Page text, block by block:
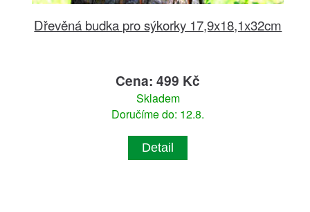
Dřevěná budka pro sýkorky 17,9x18,1x32cm
Cena: 499 Kč
Skladem
Doručíme do: 12.8.
Detail